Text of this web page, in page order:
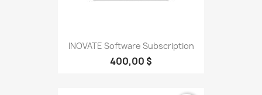
INOVATE Software Subscription
400,00 $